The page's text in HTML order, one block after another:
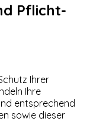
Pflicht­
Ihrer
Ihre
entsprechend
sowie dieser